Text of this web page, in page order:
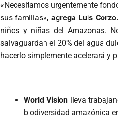
«Necesitamos urgentemente
sus familias», agrega Luis Corzo.
niños y niñas del Amazonas.
salvaguardan el 20% del agua
hacerlo simplemente acelerará y
World Vision
lleva
biodiversidad amazónica